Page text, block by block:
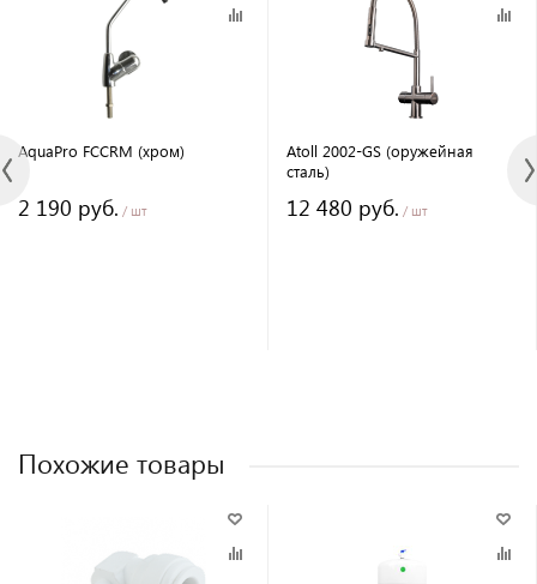
AquaPro FCCRM (хром)
2 190 руб. / шт
Atoll 2002-GS (оружейная
сталь)
12 480 руб. / шт
Похожие товары